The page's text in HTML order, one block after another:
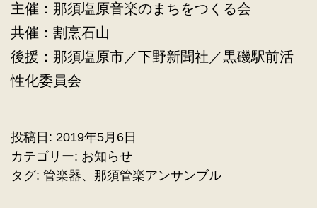
主催：那須塩原音楽のまちをつくる会
共催：割烹石山
後援：那須塩原市／下野新聞社／黒磯駅前活
性化委員会
投稿日: 2019年5月6日
カテゴリー: お知らせ
タグ: 管楽器、 那須管楽アンサンブル